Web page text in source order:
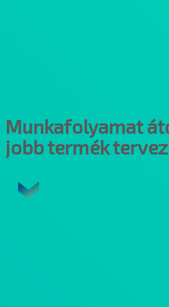
Munkafolyamat
jobb termék
Tudja meg miként
gyorsabban és
jelenlegi
Hagyományosan a